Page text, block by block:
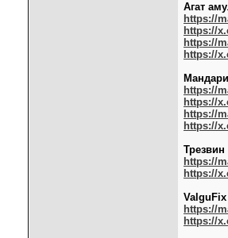
Агат
https://
https://
https://
https://
https://
https://
https://
https://
Трезвин
https://
https://
ValguFix
https://
https://